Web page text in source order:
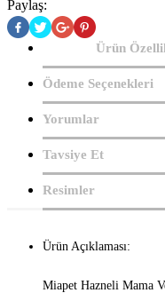
Paylaş:
Ürün
Ödeme Seçenekleri
Yorumlar
Tavsiye Et
Resimler
Ürün Açıklaması:
Miapet Hazneli Mama